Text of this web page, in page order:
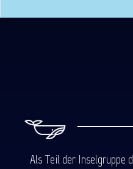
Als Teil der Inselgruppe